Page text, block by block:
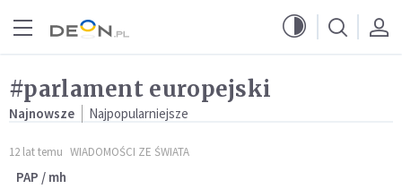
#parlament europejski
Najnowsze Najpopularniejsze
12 lat temu WIADOMOŚCI ZE ŚWIATA
PAP / mh